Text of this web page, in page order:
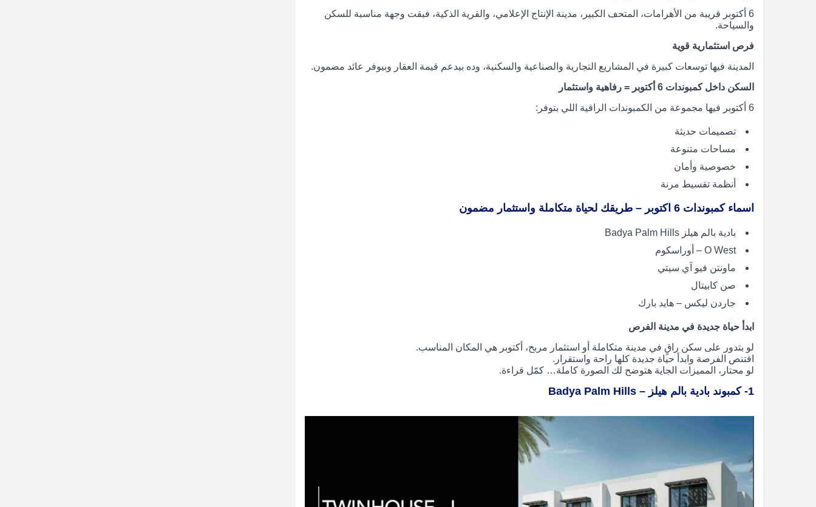
6 أكتوبر قريبة من الأهرامات، المتحف الكبير، مدينة الإنتاج الإعلامي، والقرية الذكية، فبقت وجهة مناسبة للسكن
والسياحة.
فرص استثمارية قوية
المدينة فيها توسعات كبيرة في المشاريع التجارية والصناعية والسكنية، وده بيدعم قيمة العقار وبيوفر عائد مضمون.
السكن داخل كمبوندات 6 أكتوبر = رفاهية واستثمار
6 أكتوبر فيها مجموعة من الكمبوندات الراقية اللي بتوفر:
تصميمات حديثة
مساحات متنوعة
خصوصية وأمان
أنظمة تقسيط مرنة
اسماء كمبوندات 6 اكتوبر – طريقك لحياة متكاملة واستثمار مضمون
بادية بالم هيلز Badya Palm Hills
O West – أوراسكوم
ماونتن فيو آي سيتي
صن كابيتال
جاردن ليكس – هايد بارك
ابدأ حياة جديدة في مدينة الفرص
لو بتدور على سكن راقٍ في مدينة متكاملة أو استثمار مربح، أكتوبر هي المكان المناسب.
اقتنص الفرصة وابدأ حياة جديدة كلها راحة واستقرار.
لو محتار، المميزات الجاية هتوضح لك الصورة كاملة… كمّل قراءة.
1- كمبوند بادية بالم هيلز – Badya Palm Hills